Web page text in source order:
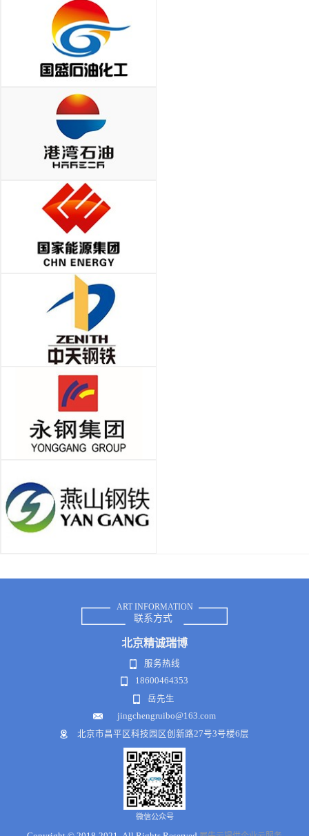
ART INFORMATION
联系方式
北京精诚瑞博
服务热线
18600464353
岳先生
jingchengruibo@163.com
北京市昌平区科技园区创新路27号3号楼6层
微信公众号